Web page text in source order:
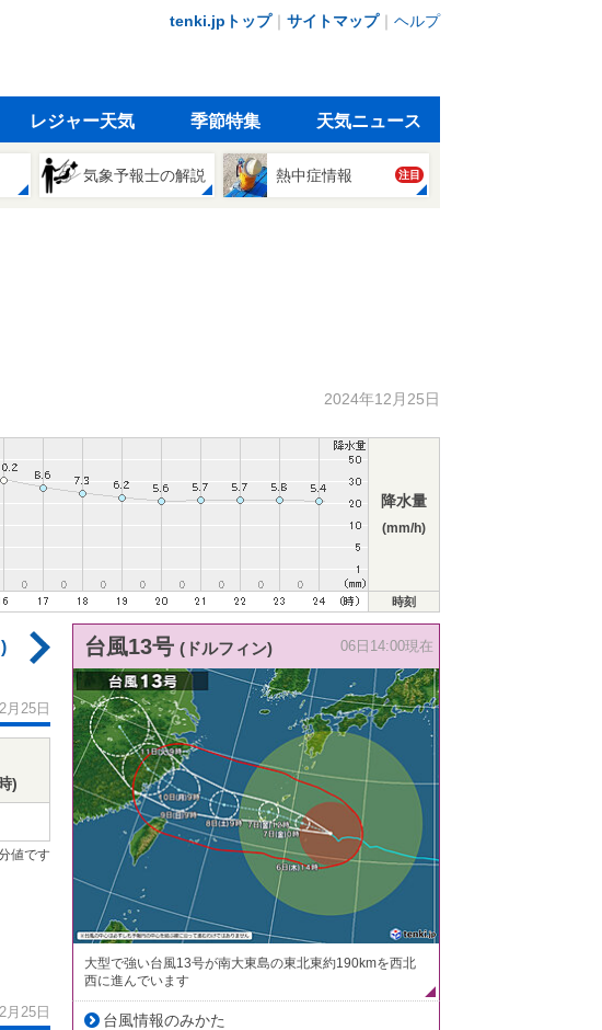
tenki.jpトップ｜ サイトマップ｜ ヘルプ
レジャー天気 季節特集 天気ニュース
気象予報士の解説 熱中症情報 注目
2024年12月25日
降水量
(mm/h)
時刻
月25日
)
値です
月25日
台風13号 (ドルフィン) 06日14:00現在
大型で強い台風13号が南大東島の東北東約190kmを西北
西に進んでいます
台風情報のみかた